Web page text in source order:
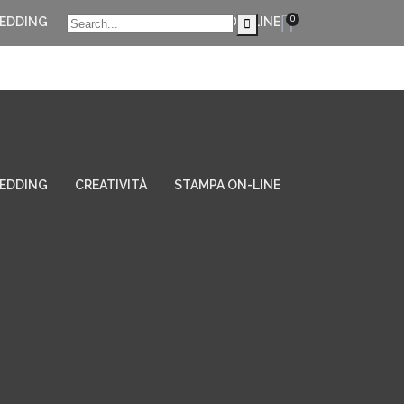
0
CREATIVITÀ STAMPA ON-LINE
CREATIVITÀ STAMPA ON-LINE